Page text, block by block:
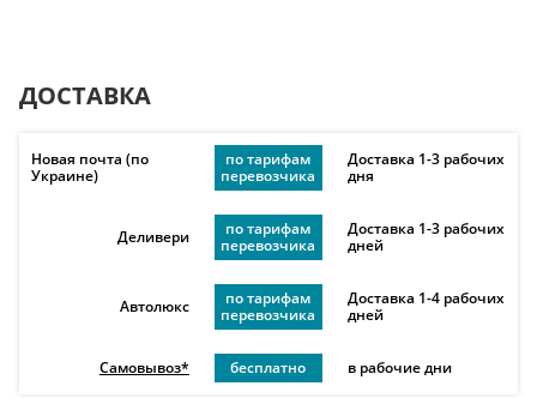
ДОСТАВКА
Новая почта (по
Украине)
по тарифам
перевозчика
Доставка 1-3 рабочих
дня
Деливери
по тарифам
перевозчика
Доставка 1-3 рабочих
дней
Автолюкс
по тарифам
перевозчика
Доставка 1-4 рабочих
дней
Самовывоз* бесплатно в рабочие дни